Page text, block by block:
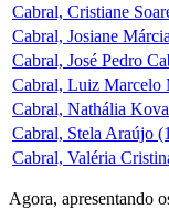
Cabral, Cristiane
Cabral, Josiane
Cabral, José Pedro
Cabral, Luiz Marcelo
Cabral, Nathália
Cabral, Stela Araújo
Cabral, Valéria
Agora, apresentando